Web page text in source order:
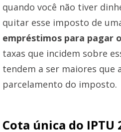
quando você não tiver
quitar esse imposto de
empréstimos para pagar
taxas que incidem sobre
tendem a ser maiores que
parcelamento do imposto.
Cota única do IPTU